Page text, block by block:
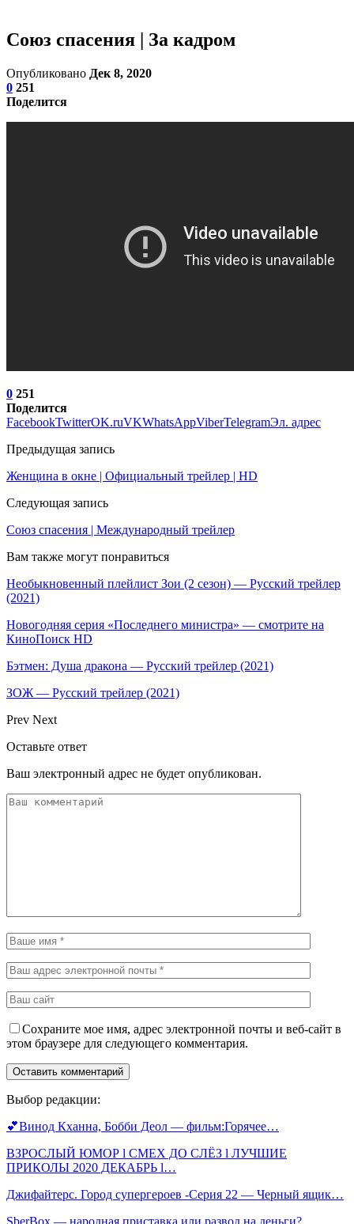
Союз спасения | За кадром
Опубликовано Дек 8, 2020
0 251
Поделится
0 251
Поделится
FacebookTwitterOK.ruVKWhatsAppViberTelegramЭл. адрес
Предыдущая запись
Женщина в окне | Официальный трейлер | HD
Следующая запись
Союз спасения | Международный трейлер
Вам также могут понравиться
Необыкновенный плейлист Зои (2 сезон) — Русский трейлер
(2021)
Новогодняя серия «Последнего министра» — смотрите на
КиноПоиск HD
Бэтмен: Душа дракона — Русский трейлер (2021)
ЗОЖ — Русский трейлер (2021)
Prev Next
Оставьте ответ
Ваш электронный адрес не будет опубликован.
Сохраните мое имя, адрес электронной почты и веб-сайт в
этом браузере для следующего комментария.
Выбор редакции:
💕Винод Кханна, Бобби Деол — фильм:Горячее…
ВЗРОСЛЫЙ ЮМОР l СМЕХ ДО СЛЁЗ l ЛУЧШИЕ
ПРИКОЛЫ 2020 ДЕКАБРЬ l…
Джифайтерс. Город супергероев -Серия 22 — Черный ящик…
SberBox — народная приставка или развод на деньги?